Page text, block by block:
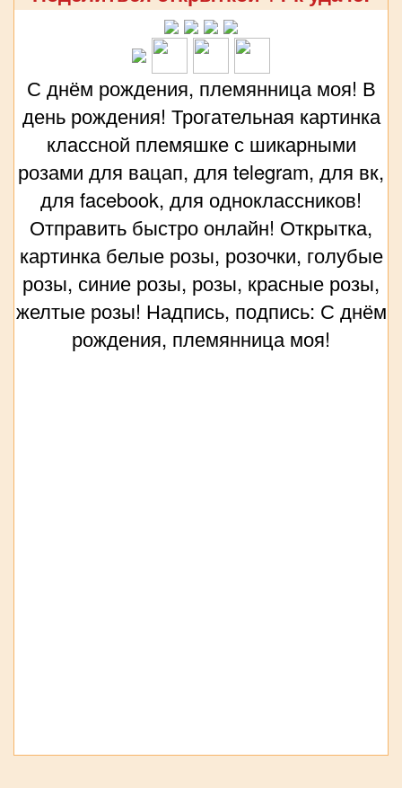
С днём рождения, племянница моя! В
день рождения! Трогательная картинка
классной племяшке с шикарными
розами для вацап, для telegram, для вк,
для facebook, для одноклассников!
Отправить быстро онлайн! Открытка,
картинка белые розы, розочки, голубые
розы, синие розы, розы, красные розы,
желтые розы! Надпись, подпись: С днём
рождения, племянница моя!